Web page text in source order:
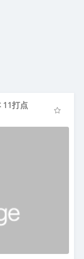
11打点